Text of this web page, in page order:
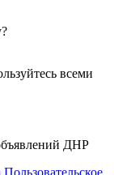
всеми
ДНР
Пользовательское